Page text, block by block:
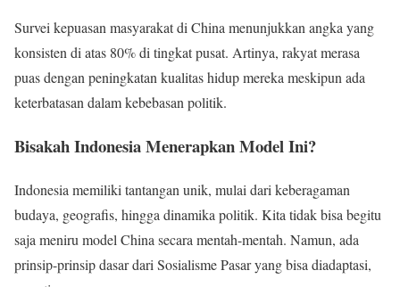
Survei kepuasan masyarakat di China menunjukkan angka yang
konsisten di atas 80% di tingkat pusat. Artinya, rakyat merasa
puas dengan peningkatan kualitas hidup mereka meskipun ada
keterbatasan dalam kebebasan politik.
Bisakah Indonesia Menerapkan Model Ini?
Indonesia memiliki tantangan unik, mulai dari keberagaman
budaya, geografis, hingga dinamika politik. Kita tidak bisa begitu
saja meniru model China secara mentah-mentah. Namun, ada
prinsip-prinsip dasar dari Sosialisme Pasar yang bisa diadaptasi,